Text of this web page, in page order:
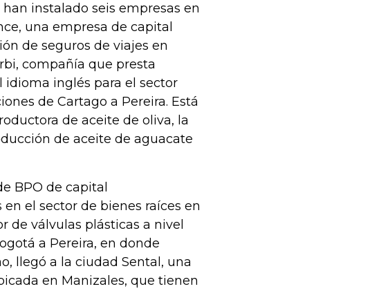
instalado seis empresas en
una empresa de capital
de seguros de viajes en
compañía que presta
idioma inglés para el sector
de Cartago a Pereira. Está
de aceite de oliva, la
de aceite de aguacate
BPO de capital
el sector de bienes raíces en
de válvulas plásticas a nivel
a Pereira, en donde
llegó a la ciudad Sental, una
en Manizales, que tienen